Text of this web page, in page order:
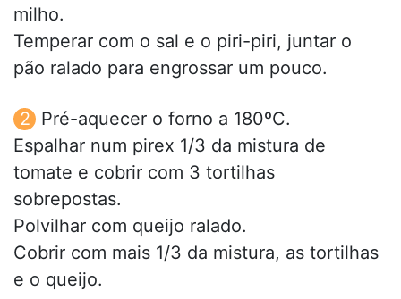
milho.
Temperar com o sal e o piri-piri, juntar o
pão ralado para engrossar um pouco.
Pré-aquecer o forno a 180ºC.
Espalhar num pirex 1/3 da mistura de
tomate e cobrir com 3 tortilhas
sobrepostas.
Polvilhar com queijo ralado.
Cobrir com mais 1/3 da mistura, as tortilhas
e o queijo.